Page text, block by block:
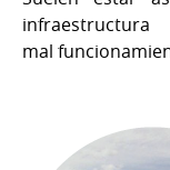
mal